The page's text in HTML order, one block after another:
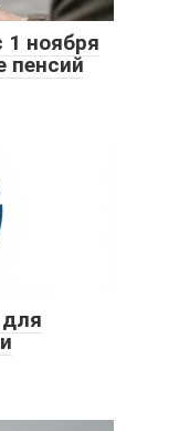
1 ноября
пенсий